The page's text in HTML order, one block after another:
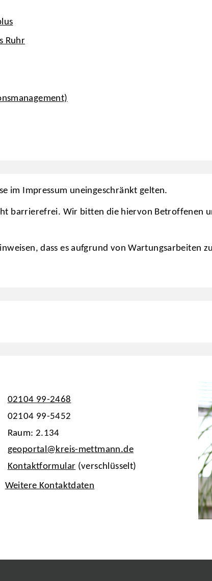
Ruhr
im Impressum uneingeschränkt gelten.
barrierefrei. Wir bitten die hiervon Betroffenen
dass es aufgrund von Wartungsarbeiten
02104 99-2468
02104 99-5452
Raum: 2.134
geoportal@kreis-mettmann.de
Kontaktformular (verschlüsselt)
Weitere Kontaktdaten